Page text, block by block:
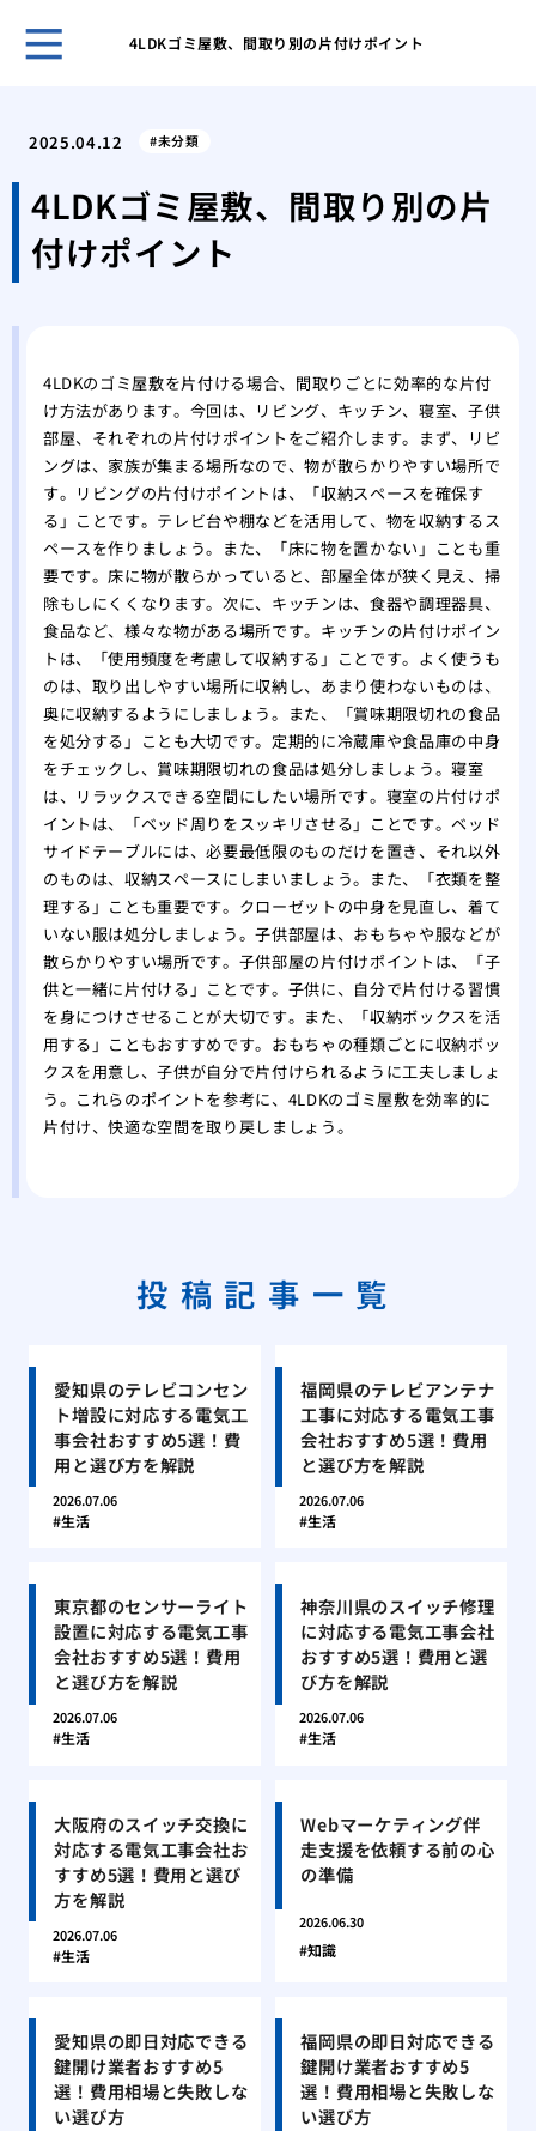
4LDKゴミ屋敷、間取り別の片付けポイント
ア
鳩
践
2025.04.12 未分類
4LDKゴミ屋敷、間取り別の片
付けポイント
4LDKのゴミ屋敷を片付ける場合、間取りごとに効率的な片付
け方法があります。今回は、リビング、キッチン、寝室、子供
部屋、それぞれの片付けポイントをご紹介します。まず、リビ
ングは、家族が集まる場所なので、物が散らかりやすい場所で
す。リビングの片付けポイントは、「収納スペースを確保す
る」ことです。テレビ台や棚などを活用して、物を収納するス
ペースを作りましょう。また、「床に物を置かない」ことも重
要です。床に物が散らかっていると、部屋全体が狭く見え、掃
除もしにくくなります。次に、キッチンは、食器や調理器具、
食品など、様々な物がある場所です。キッチンの片付けポイン
トは、「使用頻度を考慮して収納する」ことです。よく使うも
のは、取り出しやすい場所に収納し、あまり使わないものは、
奥に収納するようにしましょう。また、「賞味期限切れの食品
を処分する」ことも大切です。定期的に冷蔵庫や食品庫の中身
をチェックし、賞味期限切れの食品は処分しましょう。寝室
は、リラックスできる空間にしたい場所です。寝室の片付けポ
イントは、「ベッド周りをスッキリさせる」ことです。ベッド
サイドテーブルには、必要最低限のものだけを置き、それ以外
のものは、収納スペースにしまいましょう。また、「衣類を整
理する」ことも重要です。クローゼットの中身を見直し、着て
いない服は処分しましょう。子供部屋は、おもちゃや服などが
散らかりやすい場所です。子供部屋の片付けポイントは、「子
供と一緒に片付ける」ことです。子供に、自分で片付ける習慣
を身につけさせることが大切です。また、「収納ボックスを活
用する」こともおすすめです。おもちゃの種類ごとに収納ボッ
クスを用意し、子供が自分で片付けられるように工夫しましょ
う。これらのポイントを参考に、4LDKのゴミ屋敷を効率的に
片付け、快適な空間を取り戻しましょう。
投稿記事一覧
愛知県のテレビコンセン
ト増設に対応する電気工
事会社おすすめ5選！費
用と選び方を解説
2026.07.06
生活
福岡県のテレビアンテナ
工事に対応する電気工事
会社おすすめ5選！費用
と選び方を解説
2026.07.06
生活
東京都のセンサーライト
設置に対応する電気工事
会社おすすめ5選！費用
と選び方を解説
2026.07.06
生活
神奈川県のスイッチ修理
に対応する電気工事会社
おすすめ5選！費用と選
び方を解説
2026.07.06
生活
大阪府のスイッチ交換に
対応する電気工事会社お
すすめ5選！費用と選び
方を解説
2026.07.06
生活
Webマーケティング伴
走支援を依頼する前の心
の準備
2026.06.30
知識
愛知県の即日対応できる
鍵開け業者おすすめ5
選！費用相場と失敗しな
い選び方
福岡県の即日対応できる
鍵開け業者おすすめ5
選！費用相場と失敗しな
い選び方